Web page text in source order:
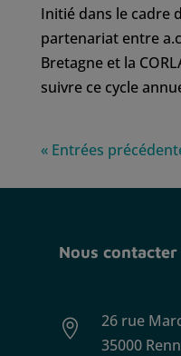
Initié dans le cadre
partenariat entre
Bretagne et la
suivre ce cycle
« Entrées
Nous contacter

26 rue
35000